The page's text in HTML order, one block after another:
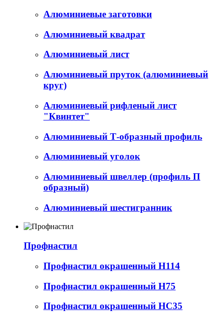
Алюминиевые заготовки
Алюминиевый квадрат
Алюминиевый лист
Алюминиевый пруток (алюминиевый
круг)
Алюминиевый рифленый лист
"Квинтет"
Алюминиевый Т-образный профиль
Алюминиевый уголок
Алюминиевый швеллер (профиль П
образный)
Алюминиевый шестигранник
Профнастил
Профнастил окрашенный Н114
Профнастил окрашенный Н75
Профнастил окрашенный НС35